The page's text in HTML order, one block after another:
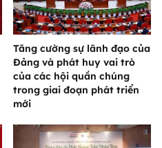
Tăng cường sự lãnh đạo của
Đảng và phát huy vai trò
của các hội quần chúng
trong giai đoạn phát triển
mới